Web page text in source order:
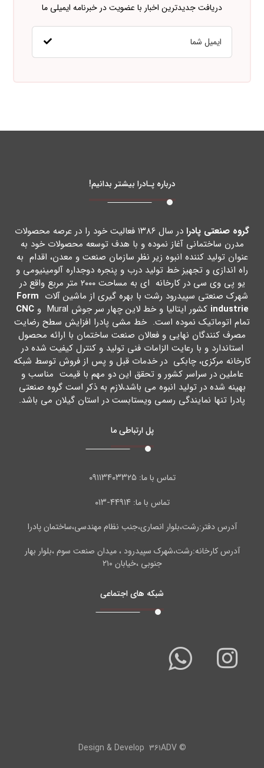
دریافت جدیدترین اخبار با عضویت در خبرنامه ایمیلی ما
درباره پـادرا بیشتر بدانیم!
گروه صنعتی پادرا
در سال ۱۳۸۶ فعالیت خود را در عرصه محصولات
مدرن ساختمانی آغاز نموده و با هدف توسعه محصولات خود به
عنوان تولید کننده انبوه زیر نظر سازمان صنعت و معدن، اقدام به
راه اندازي و تجهیز خط تولید درب و پنجره دوجداره آلومینیومی و
یو پی وي سی در کارخانه اي به مساحت ۲۰۰۰ متر مربع واقع در
شهرك صنعتی سپیدرود رشت با بهره گیري از ماشین آلات Form
industrie کشور ایتالیا و خط لاین چهار سر جوش Mural و
CNC
تمام اتوماتیک نموده است. خط مشی پادرا افزایش سطح رضایت
مصرف کنندگان نهایی و فعالان صنعت ساختمان با ارائه محصول
استاندارد و با رعایت الزامات فنی تولید و کنترل کیفیت شده در
کارخانه مرکزي، چابکی در خدمات قبل و پس از فروش توسط شبکه
عاملین در سراسر کشور و تحقق این دو مهم با قیمت مناسب و
بهینه شده در تولید انبوه می باشد،لازم به ذکر است گروه صنعتی
پادرا تنها نمایندگی رسمی ویستابست در استان گیلان می باشد.
پل ارتباطی ما
تماس با ما:۰۹۱۱۳۴۰۳۳۲۵
تماس با ما: ۴۴۹۱۴-۰۱۳
آدرس دفتر:رشت،بلوار انصاری،جنب نظام مهندسی،ساختمان پادرا
آدرس کارخانه:رشت،شهرک سپیدرود ، میدان صنعت سوم ،بلوار بهار
جنوبی ،خیابان ۲۱۰
شبکه های اجتماعی
© Design & Develop۳۶۱ADV